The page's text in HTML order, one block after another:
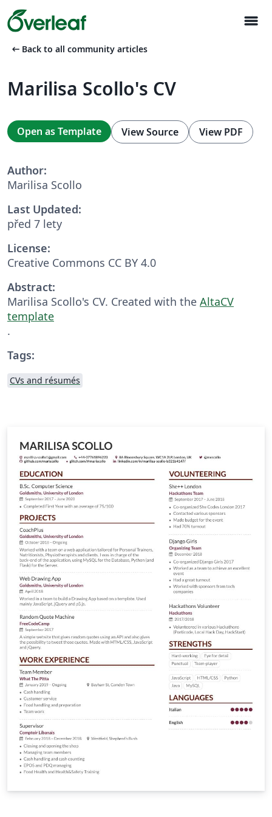
menu
arrow_left_alt Back to all community articles
Marilisa Scollo's CV
Open as Template View Source View PDF
Author:
Marilisa Scollo
Last Updated:
před 7 lety
License:
Creative Commons CC BY 4.0
Abstract:
Marilisa Scollo's CV. Created with the AltaCV
template
.
Tags:
CVs and résumés